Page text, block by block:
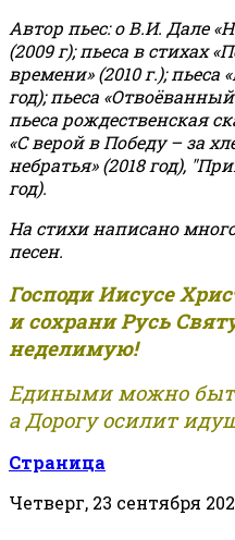
Автор пьес: о В.И. Дале
(2009 г); пьеса в стихах
времени» (2010 г.); пьеса
год); пьеса
пьеса рождественская
«С верой в Победу – за
небратья» (2018 год),
год).
На стихи написано
песен.
Господи Иисусе
и сохрани Русь
неделимую!
Едиными можно
а Дорогу осилит
Страница
Четверг, 23 сентября